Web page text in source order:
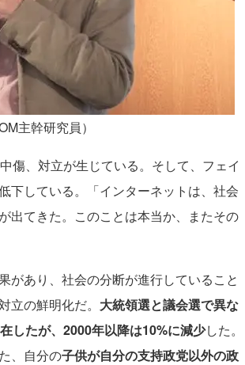
主幹研究員）
傷、対立が生じている。そして、フェイ
下している。「インターネットは、社会
出てきた。このことは本当か、またその
あり、社会の分断が進行していること
の鮮明化だ。 大統領選と議会選で異な
したが、2000年以降は10%に減少した。
、自分の子供が自分の支持政党以外の政